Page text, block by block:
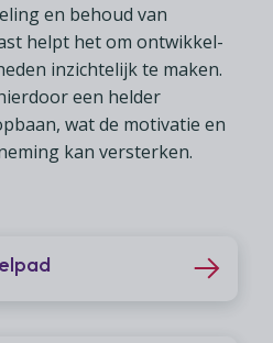
en behoud van
helpt het om ontwikkel-
inzichtelijk te maken.
een helder
wat de motivatie en
kan versterken.